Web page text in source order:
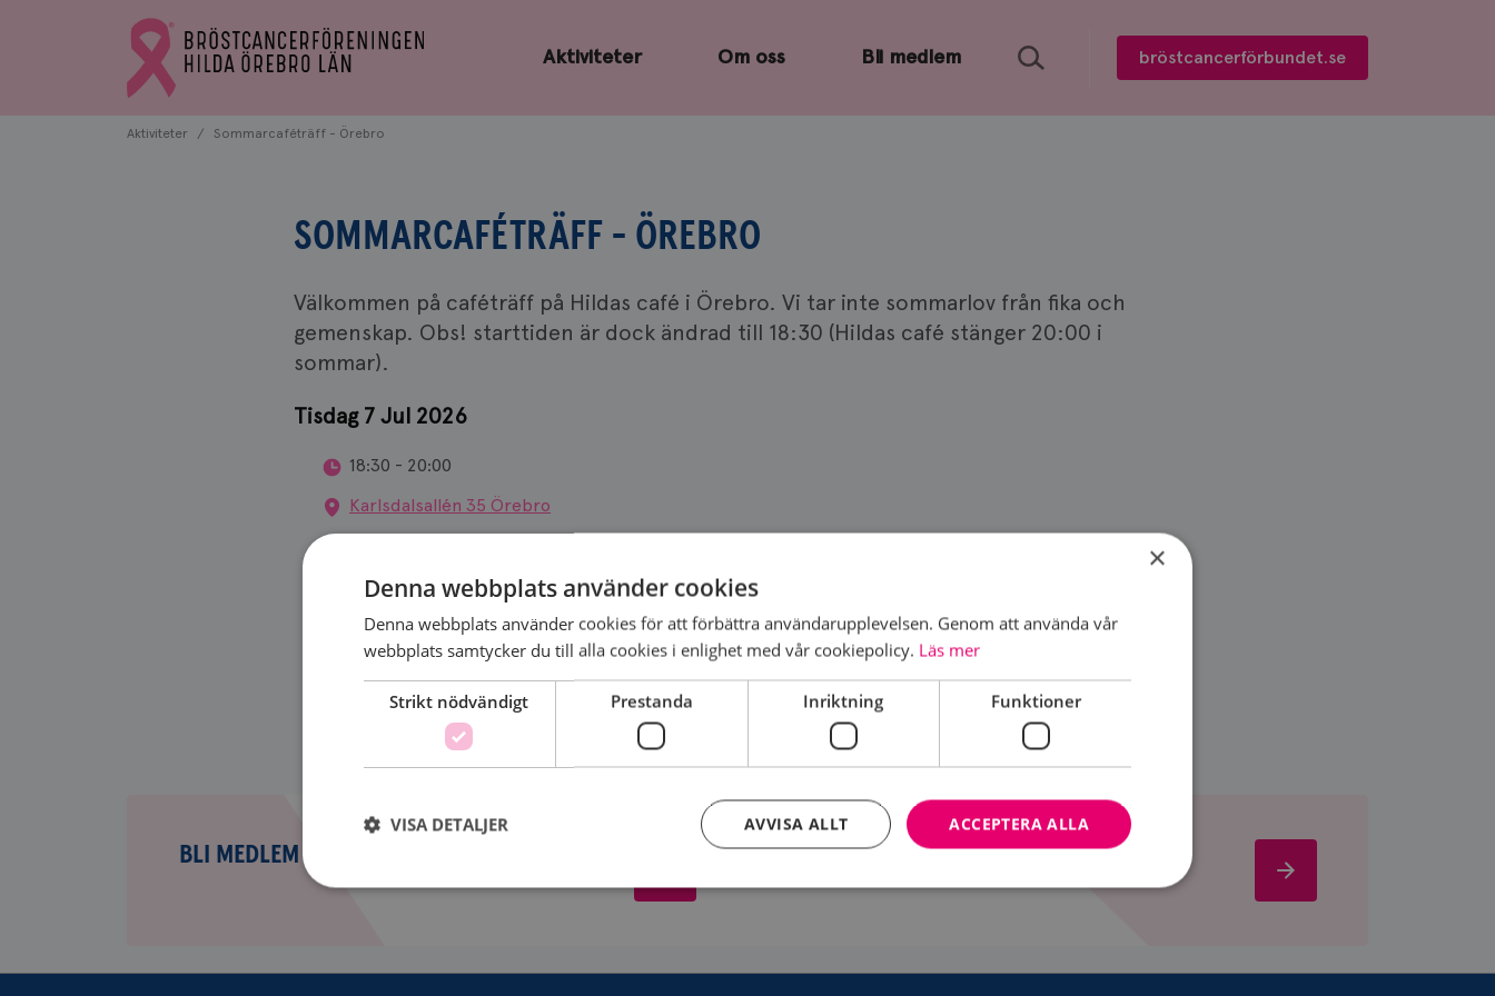
Gå
till
Bröstcancerförbundets
startsida
Aktiviteter Om oss Bli medlem
Sök
bröstcancerförbundet.se
startsida
Aktiviteter Sommarcaféträff - Örebro
SOMMARCAFÉTRÄFF - ÖREBRO
Välkommen på caféträff på Hildas café i Örebro. Vi tar inte sommarlov från fika och
gemenskap. Obs! starttiden är dock ändrad till 18:30 (Hildas café stänger 20:00 i
sommar).
Tisdag 7 Jul 2026
18:30 - 20:00
Karlsdalsallén 35 Örebro
DELA SIDA
BLI MEDLEM
medlem
OM OSS
Om
Om
×
Denna webbplats använder cookies
Denna webbplats använder cookies för att förbättra användarupplevelsen. Genom att använda vår
webbplats samtycker du till alla cookies i enlighet med vår cookiepolicy. Läs mer
Strikt nödvändigt Prestanda Inriktning Funktioner
ACCEPTERA ALLA
AVVISA ALLT
VISA DETALJER
Strikt nödvändiga kakor tillåter kärnwebbplatsfunktioner som användarinloggning och kontohantering. Webbplatsen kan inte